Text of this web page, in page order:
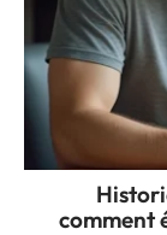
comment